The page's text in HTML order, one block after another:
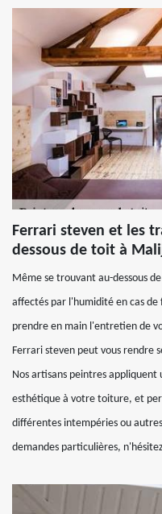
Ferrari steven et les
dessous de toit à
Même se trouvant au-dessous
affectés par l'humidité en cas
prendre en main l'entretien de
Ferrari steven peut vous rendre
Nos artisans peintres
esthétique à votre toiture, et
différentes intempéries ou
demandes particulières,